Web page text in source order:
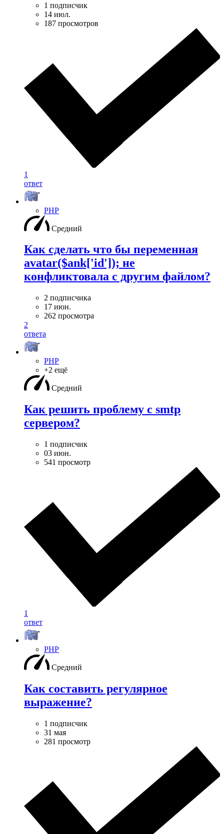
1 подписчик
14 июл.
187 просмотров
1
ответ
PHP
Средний
Как сделать что бы переменная
avatar($ank['id']); не
конфликтовала с другим файлом?
2 подписчика
17 июн.
262 просмотра
2
ответа
PHP
+2 ещё
Средний
Как решить проблему с smtp
сервером?
1 подписчик
03 июн.
541 просмотр
1
ответ
PHP
Средний
Как составить регулярное
выражение?
1 подписчик
31 мая
281 просмотр